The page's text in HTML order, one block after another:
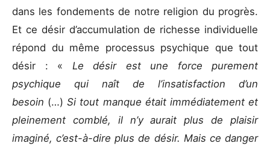
dans les fondements de notre religion du progrès.
Et ce désir d’accumulation de richesse individuelle
répond du même processus psychique que tout
désir : « Le désir est une force purement
psychique qui naît de l’insatisfaction d’un
besoin (…)Si tout manque était immédiatement et
pleinement comblé, il n’y aurait plus de plaisir
imaginé, c’est-à-dire plus de désir. Mais ce danger